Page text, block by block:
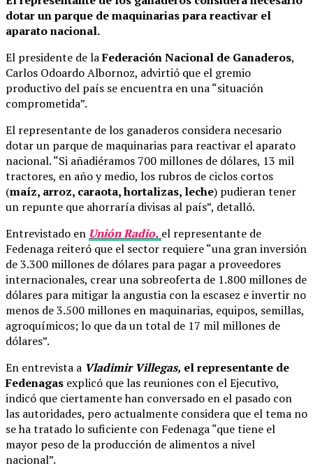
dotar un parque de maquinarias para reactivar el
aparato nacional.
El presidente de laFederación Nacional de Ganaderos,
Carlos Odoardo Albornoz, advirtió que el gremio
productivo del país se encuentra en una “situación
comprometida”.
El representante de los ganaderos considera necesario
dotar un parque de maquinarias para reactivar el aparato
nacional. “Si añadiéramos 700 millones de dólares, 13 mil
tractores, en año y medio, los rubros de ciclos cortos
(maíz, arroz, caraota, hortalizas, leche) pudieran tener
un repunte que ahorraría divisas al país”, detalló.
Entrevistado en Unión Radio, el representante de
Fedenaga reiteró que el sector requiere “una gran inversión
de 3.300 millones de dólares para pagar a proveedores
internacionales, crear una sobreoferta de 1.800 millones de
dólares para mitigar la angustia con la escasez e invertir no
menos de 3.500 millones en maquinarias, equipos, semillas,
agroquímicos; lo que da un total de 17 mil millones de
dólares”.
En entrevista a Vladimir Villegas, el representante de
Fedenagas explicó que las reuniones con el Ejecutivo,
indicó que ciertamente han conversado en el pasado con
las autoridades, pero actualmente considera que el tema no
se ha tratado lo suficiente con Fedenaga “que tiene el
mayor peso de la producción de alimentos a nivel
nacional”.